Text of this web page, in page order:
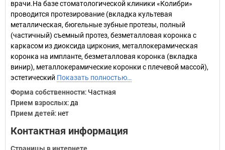
врачи.На базе стоматологической клиники «Колибри»
проводится протезирование (вкладка культевая
металлическая, бюгельные зубные протезы, полный
(частичный) съемный протез, безметалловая коронка с
каркасом из диоксида циркония, металлокерамическая
коронка на импланте, безметалловая коронка (вкладка
винир), металлокерамические коронки с плечевой массой),
эстетический Показать полностью…
Форма собственности: Частная
Прием взрослых: да
Прием детей: нет
Контактная информация